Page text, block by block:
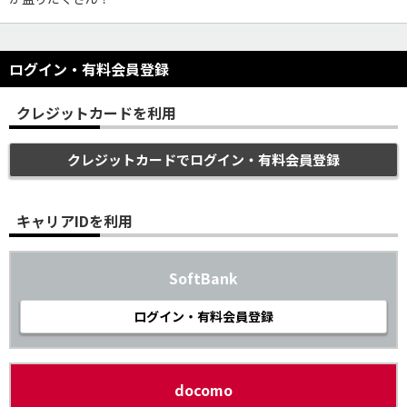
ログイン・有料会員登録
クレジットカードを利用
クレジットカードでログイン・有料会員登録
キャリアIDを利用
SoftBank
ログイン・有料会員登録
docomo